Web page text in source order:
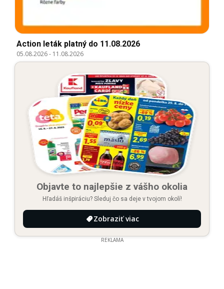
Action leták platný do 11.08.2026
05.08.2026- 11.08.2026
Objavte to najlepšie z vášho okolia
Hľadáš inšpiráciu? Sleduj čo sa deje v tvojom okolí!
Zobraziť viac
REKLAMA